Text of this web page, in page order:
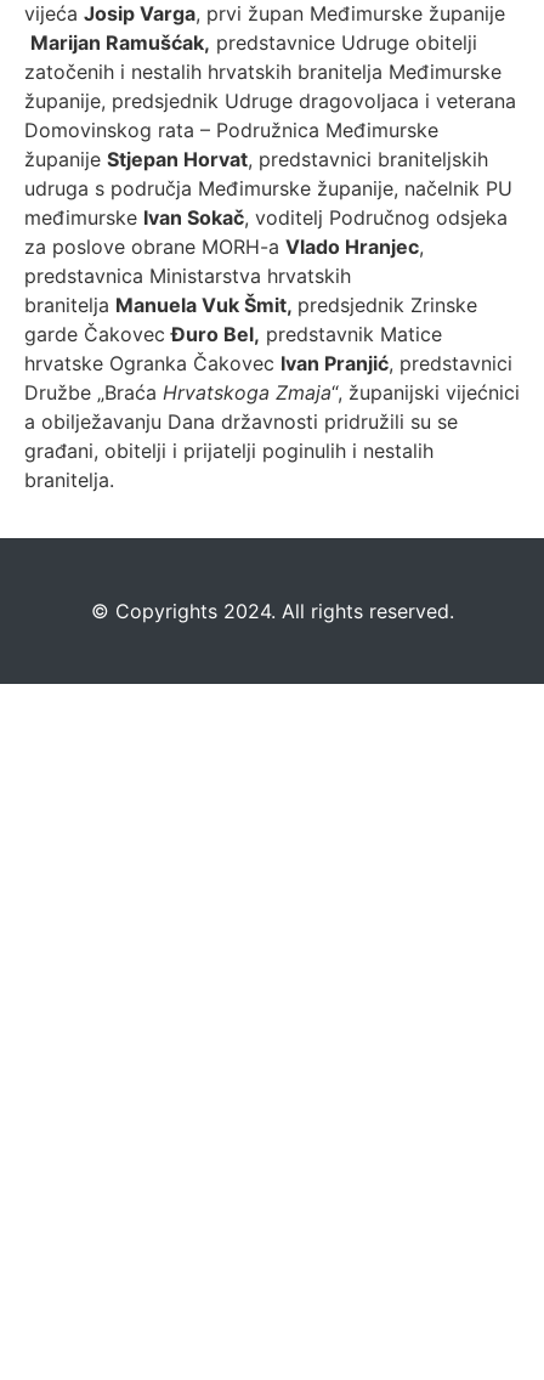
vijeća Josip Varga, prvi župan Međimurske županije
Marijan Ramušćak, predstavnice Udruge obitelji
zatočenih i nestalih hrvatskih branitelja Međimurske
županije, predsjednik Udruge dragovoljaca i veterana
Domovinskog rata – Podružnica Međimurske
županije Stjepan Horvat, predstavnici braniteljskih
udruga s područja Međimurske županije, načelnik PU
međimurske Ivan Sokač, voditelj Područnog odsjeka
za poslove obrane MORH-a Vlado Hranjec,
predstavnica Ministarstva hrvatskih
branitelja Manuela Vuk Šmit, predsjednik Zrinske
garde ČakovecĐuro Bel, predstavnik Matice
hrvatske Ogranka Čakovec Ivan Pranjić, predstavnici
Družbe „Braća Hrvatskoga Zmaja“, županijski vijećnici
a obilježavanju Dana državnosti pridružili su se
građani, obitelji i prijatelji poginulih i nestalih
branitelja.
©️ Copyrights 2024. All rights reserved.